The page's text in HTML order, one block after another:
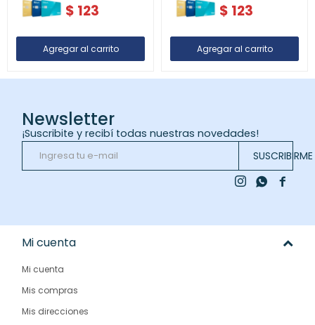
$ 123
$ 123
Newsletter
¡Suscribite y recibí todas nuestras novedades!
SUSCRIBIRME

 
Mi cuenta
Mi cuenta
Mis compras
Mis direcciones